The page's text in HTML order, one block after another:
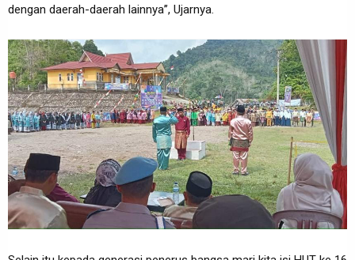
dengan daerah-daerah lainnya’’, Ujarnya.